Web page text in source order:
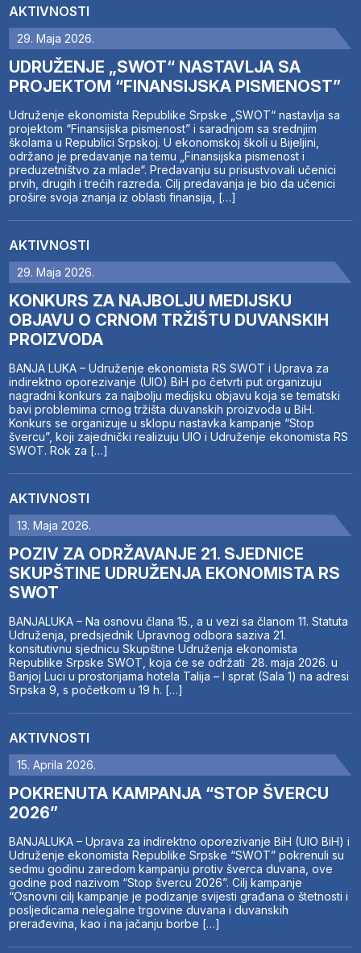
AKTIVNOSTI
29. Maja 2026.
UDRUŽENJE „SWOT“ NASTAVLJA SA
PROJEKTOM “FINANSIJSKA PISMENOST”
Udruženje ekonomista Republike Srpske „SWOT“ nastavlja sa
projektom “Finansijska pismenost” i saradnjom sa srednjim
školama u Republici Srpskoj. U ekonomskoj školi u Bijeljini,
održano je predavanje na temu „Finansijska pismenost i
preduzetništvo za mlade“. Predavanju su prisustvovali učenici
prvih, drugih i trećih razreda. Cilj predavanja je bio da učenici
prošire svoja znanja iz oblasti finansija, […]
AKTIVNOSTI
29. Maja 2026.
KONKURS ZA NAJBOLJU MEDIJSKU
OBJAVU O CRNOM TRŽIŠTU DUVANSKIH
PROIZVODA
BANJA LUKA – Udruženje ekonomista RS SWOT i Uprava za
indirektno oporezivanje (UIO) BiH po četvrti put organizuju
nagradni konkurs za najbolju medijsku objavu koja se tematski
bavi problemima crnog tržišta duvanskih proizvoda u BiH.
Konkurs se organizuje u sklopu nastavka kampanje “Stop
švercu”, koji zajednički realizuju UIO i Udruženje ekonomista RS
SWOT. Rok za […]
AKTIVNOSTI
13. Maja 2026.
POZIV ZA ODRŽAVANJE 21. SJEDNICE
SKUPŠTINE UDRUŽENJA EKONOMISTA RS
SWOT
BANJALUKA – Na osnovu člana 15., a u vezi sa članom 11. Statuta
Udruženja, predsjednik Upravnog odbora saziva 21.
konsitutivnu sjednicu Skupštine Udruženja ekonomista
Republike Srpske SWOT, koja će se održati 28. maja 2026. u
Banjoj Luci u prostorijama hotela Talija – I sprat (Sala 1) na adresi
Srpska 9, s početkom u 19 h. […]
AKTIVNOSTI
15. Aprila 2026.
POKRENUTA KAMPANJA “STOP ŠVERCU
2026”
BANJALUKA – Uprava za indirektno oporezivanje BiH (UIO BiH) i
Udruženje ekonomista Republike Srpske “SWOT” pokrenuli su
sedmu godinu zaredom kampanju protiv šverca duvana, ove
godine pod nazivom “Stop švercu 2026”. Cilj kampanje
“Osnovni cilj kampanje je podizanje svijesti građana o štetnosti i
posljedicama nelegalne trgovine duvana i duvanskih
prerađevina, kao i na jačanju borbe […]